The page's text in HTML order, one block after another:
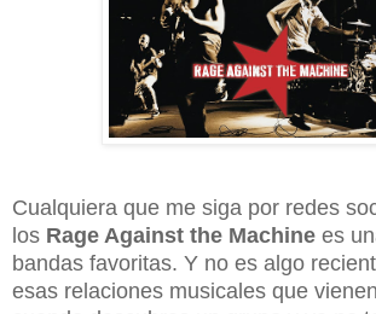
Cualquiera que me siga por redes
los Rage Against the Machine es
bandas favoritas. Y no es algo
esas relaciones musicales que